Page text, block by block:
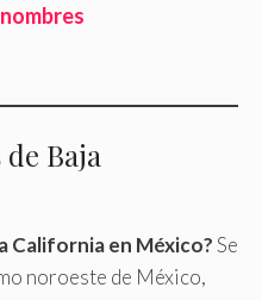
Baja
California en México?Se
noroeste de México,